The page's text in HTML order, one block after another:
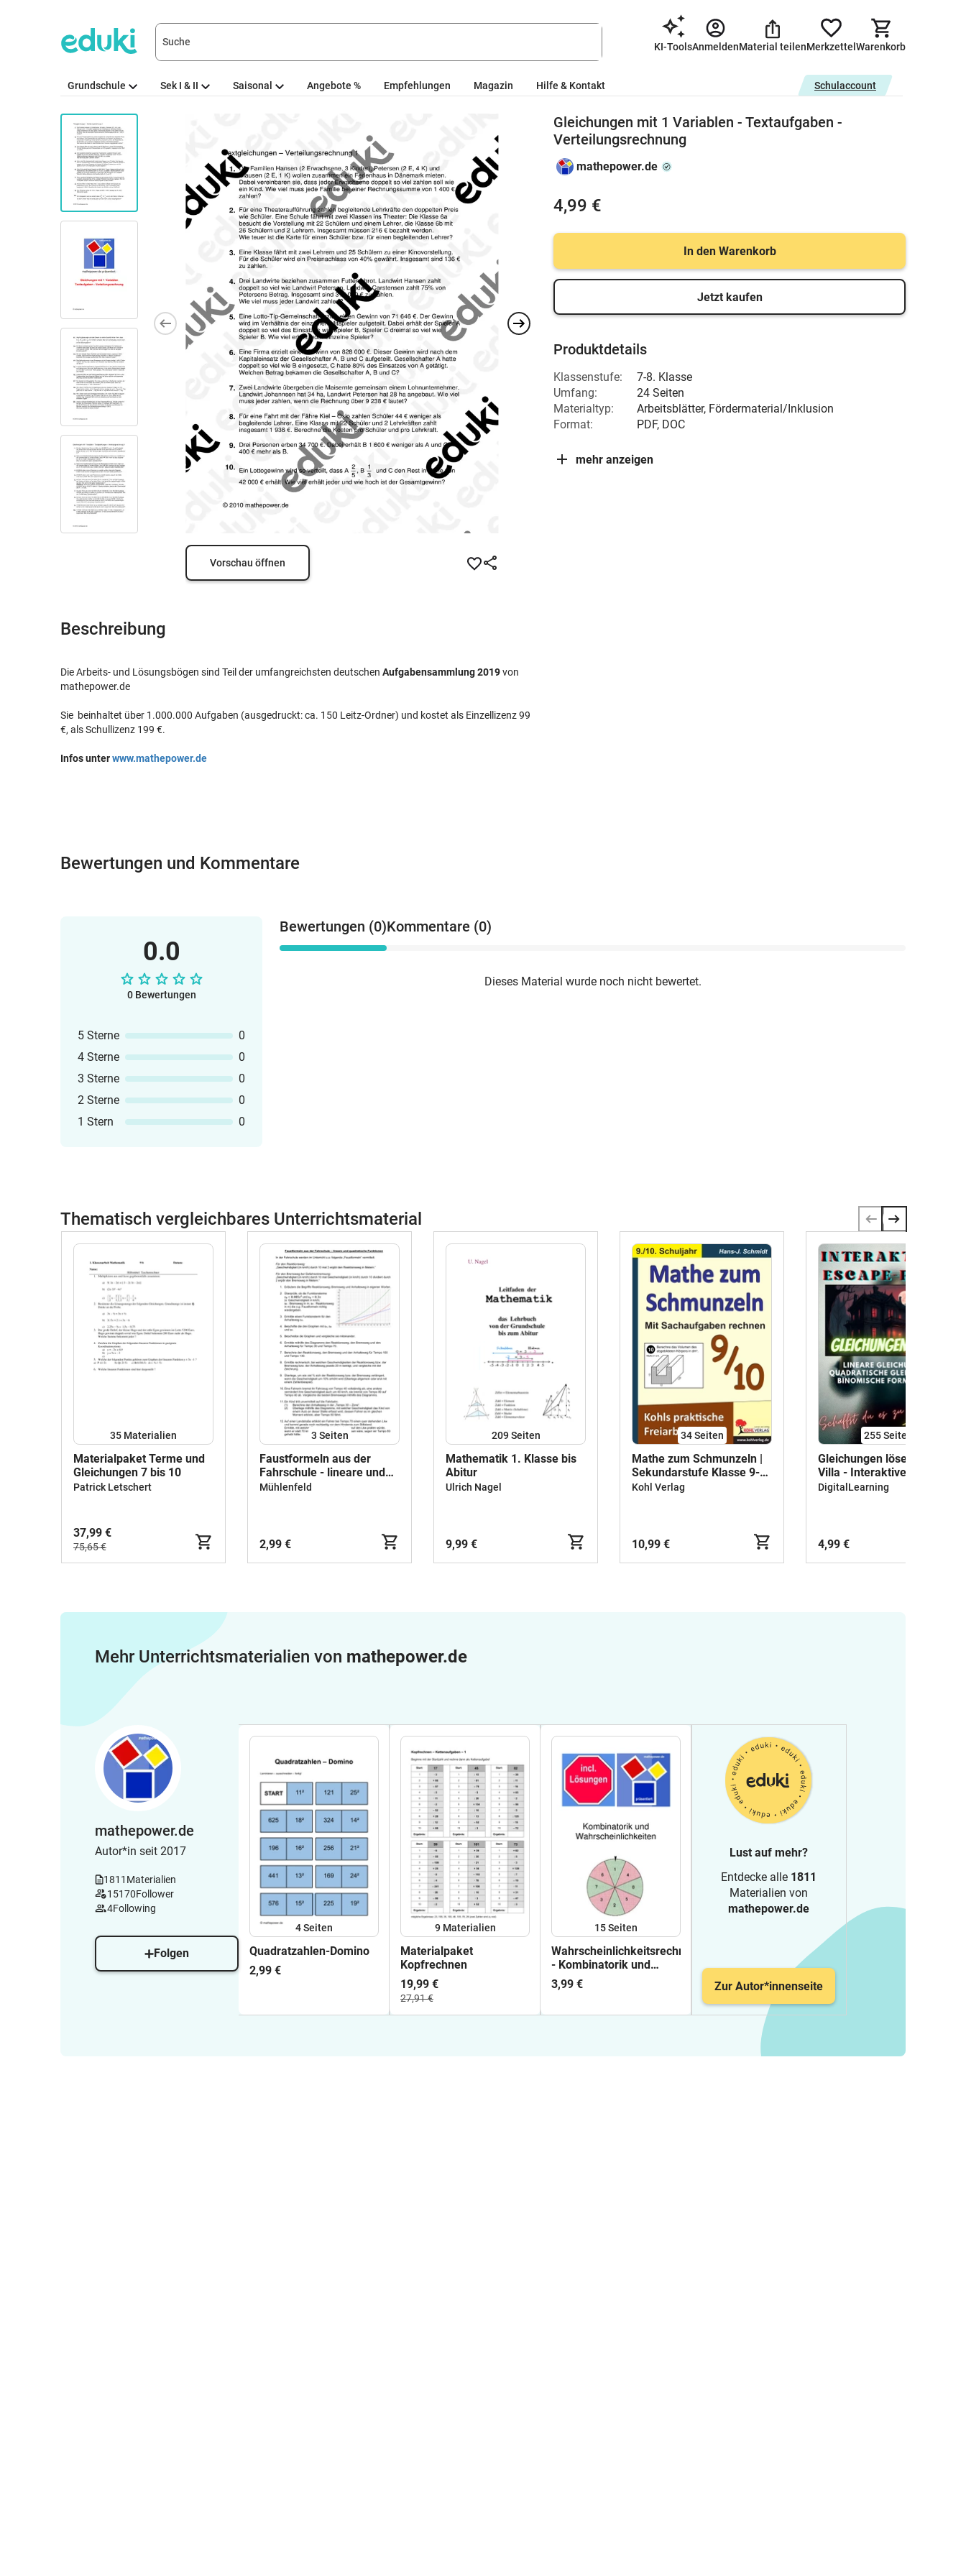
KI-ToolsAnmeldenMaterial teilenMerkzettel Warenkorb
Grundschule Sek I & II Saisonal Angebote % Empfehlungen Magazin Hilfe & Kontakt Schulaccount
Vorschau öffnen
Beschreibung
Die Arbeits- und Lösungsbögen sind Teil der umfangreichsten deutschen Aufgabensammlung 2019von
mathepower.de
Sie beinhaltet über 1.000.000 Aufgaben (ausgedruckt: ca. 150 Leitz-Ordner) und kostet als Einzellizenz 99
€, als Schullizenz 199 €.
Infos unterwww.mathepower.de
Gleichungen mit 1 Variablen - Textaufgaben -
Verteilungsrechnung
mathepower.de
4,99 €
In den Warenkorb
Jetzt kaufen
Produktdetails
Klassenstufe:
7-8. Klasse
Umfang:
24 Seiten
Materialtyp:
Arbeitsblätter, Fördermaterial/Inklusion
Format:
PDF, DOC
mehr anzeigen
Bewertungen und Kommentare
0.0
0 Bewertungen
5 Sterne
0
4 Sterne
0
3 Sterne
0
2 Sterne
0
1 Stern
0
Bewertungen (0)Kommentare (0)
Dieses Material wurde noch nicht bewertet.
Thematisch vergleichbares Unterrichtsmaterial
35 Materialien
Materialpaket Terme und
Gleichungen 7 bis 10
Patrick Letschert
37,99 €
75,65 €
3 Seiten
Faustformeln aus der
Fahrschule - lineare und
quadratische Funktionen
Mühlenfeld
2,99 €
209Seiten
Mathematik 1. Klasse bis
Abitur
Ulrich Nagel
9,99 €
34Seiten
Mathe zum Schmunzeln |
Sekundarstufe Klasse 9-
10 | Sachaufgaben |
Formeln | Lösungen
Kohl Verlag
10,99 €
255Seiten
Gleichungen lösen - Die
Villa - Interaktiver Escape-
Room
DigitalLearning
4,99 €
Mehr Unterrichtsmaterialien von mathepower.de
mathepower.de
Autor*in seit 2017
1811 Materialien
15170Follower
4Following
Folgen
4Seiten
Quadratzahlen-Domino
2,99 €
9 Materialien
Materialpaket
Kopfrechnen
19,99 €
27,91 €
15Seiten
Wahrscheinlichkeitsrechnung
- Kombinatorik und
Wahrscheinlichkeiten -
incl. Lösungen
3,99 €
Lust auf mehr?
Entdecke alle 1811
Materialien von
mathepower.de
Zur Autor*innenseite